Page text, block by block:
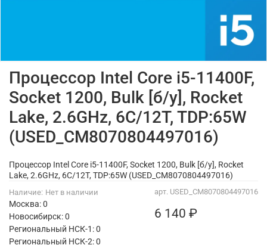
арт. USED_CM8070804497016
Наличие: Нет в наличии
Процессор Intel Core i5-11400F,
Socket 1200, Bulk [б/у], Rocket
Lake, 2.6GHz, 6C/12T, TDP:65W
(USED_CM8070804497016)
Москва: 0
Новосибирск: 0
Региональный НСК-1: 0
Региональный НСК-2: 0
6 140 ₽
Процессор Intel Core i5-11400F, Socket 1200, Bulk [б/у], Rocket
Lake, 2.6GHz, 6C/12T, TDP:65W (USED_CM8070804497016)